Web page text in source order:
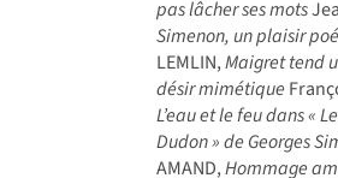
pas lâcher ses mots
Simenon, un plaisir
LEMLIN,Maigret tend
désir mimétique
L’eau et le feu dans «
Dudon » de Georges
AMAND,Hommage